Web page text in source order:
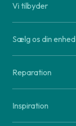
Vi tilbyder
Sælg os din enhed
Reparation
Inspiration